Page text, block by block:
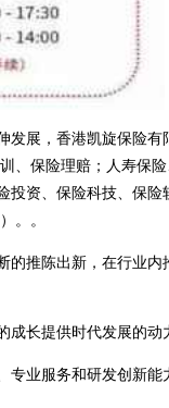
展，香港凯旋保险有
、保险理赔；人寿保
投资、保险科技、保险
。。
推陈出新，在行业内
长提供时代发展的动
业服务和研发创新能